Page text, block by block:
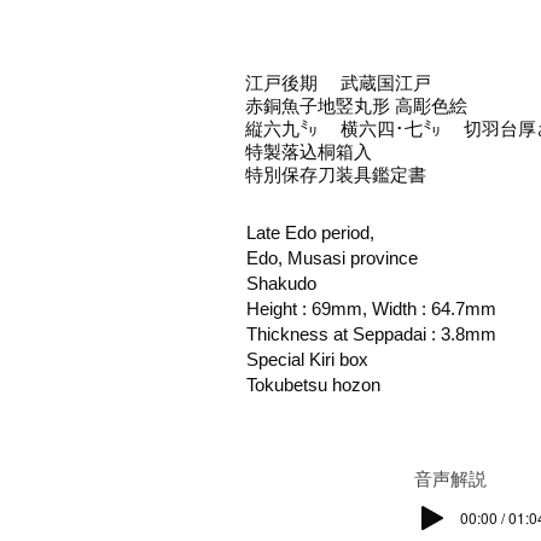
江戸後期 武蔵国江戸
赤銅魚子地竪丸形 高彫色絵
縦六九㍉ 横六四･七㍉ 切羽台厚
特製落込桐箱入
特別保存刀装具鑑定書
Late Edo period,
Edo, Musasi province
Shakudo
Height : 69mm, Width : 64.7mm
Thickness at Seppadai : 3.8mm
Special Kiri box
Tokubetsu hozon
​音声解説
00:00 /